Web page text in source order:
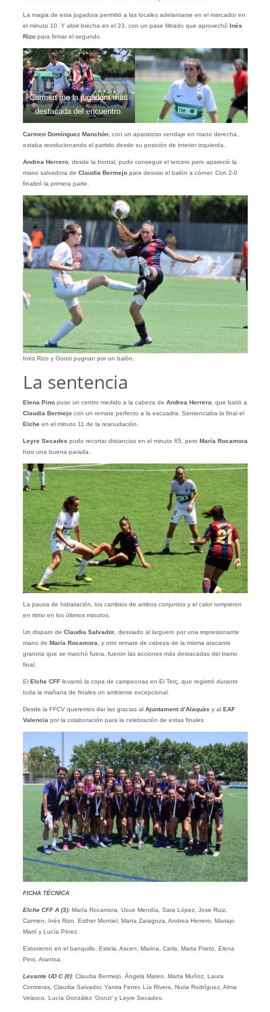
La magia de esta jugadora permitió a las locales adelantarse en el marcador en
el minuto 10. Y abrir brecha en el 23, con un pase filtrado que aprovechó Inés
Rizopara firmar el segundo.
Carmen fue la jugadora más
destacada del encuentro.
Carmen Domínguez Manchón, con un aparatoso vendaje en mano derecha,
estaba revolucionando el partido desde su posición de interior izquierda.
Andrea Herrero, desde la frontal, pudo conseguir el tercero pero apareció la
mano salvadora de Claudia Bermejopara desviar el balón a córner. Con 2-0
finalizó la primera parte.
Inés Rizo y Gonzi pugnan por un balón.
La sentencia
Elena Pinopuso un centro medido a la cabeza de Andrea Herrero, que batió a
Claudia Bermejocon un remate perfecto a la escuadra. Sentenciaba la final el
Elcheen el minuto 11 de la reanudación.
Leyre Secades pudo recortar distancias en el minuto 65, pero María Rocamora
hizo una buena parada.
La pausa de hidratación, los cambios de ambos conjuntos y el calor rompieron
en ritmo en los últimos minutos.
Un disparo de Claudia Salvador, desviado al larguero por una impresionante
mano de María Rocamora , y otro remate de cabeza de la misma atacante
granota que se marchó fuera, fueron las acciones más destacadas del tramo
final.
El Elche CFFlevantó la copa de campeonas en El Terç, que registró durante
toda la mañana de finales un ambiente excepcional.
Desde la FFCV queremos dar las gracias al Ajuntament d’Alaquàs y al EAF
Valencia por la colaboración para la celebración de estas finales.
FICHA TÉCNICA
Elche CFF A (3):María Rocamora, Uxue Mendía, Sara López, Jose Ruiz,
Carmen, Inés Rizo, Esther Montiel, Marta Zaragoza, Andrea Herrero, Mariajo
Martí y Lucía Pérez.
Estuvieron en el banquillo: Estela, Ascen, Marina, Carla, Marta Prieto, Elena
Pino, Arantxa.
Levante UD C (0): Claudia Bermejo, Ángela Mateo, Marta Muñoz, Laura
Contreras, Claudia Salvador, Yanira Ferrer, Lía Rivera, Nuria Rodríguez, Alma
Velasco, Lucía González ‘Gonzi’ y Leyre Secades.